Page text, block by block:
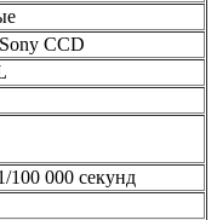
CCD
100 000 секунд